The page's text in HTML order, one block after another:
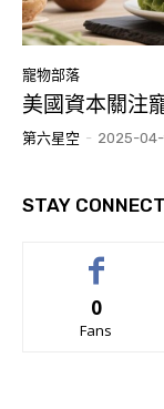
寵物部落
美國資本關注
第六星空 - 2025-04-
STAY
0
Fans